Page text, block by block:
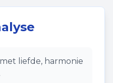
liefde, harmonie